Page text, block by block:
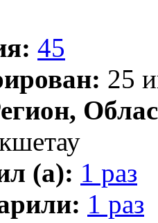
45
25
(а): 1 раз
1 раз